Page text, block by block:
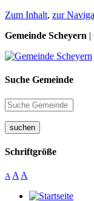
Zum Inhalt, zur
Gemeinde Scheyern |
Suche Gemeinde
suchen
Schriftgröße
A A A